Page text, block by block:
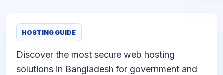
HOSTING GUIDE
Discover the most secure web hosting
solutions in Bangladesh for government and